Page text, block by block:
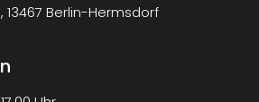
13467 Berlin-Hermsdorf